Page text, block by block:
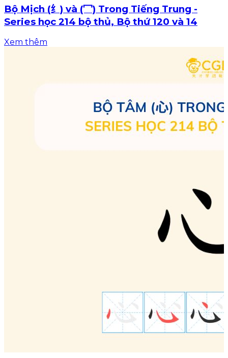
Bộ Mịch (纟) và (冖) Trong Tiếng Trung -
Series học 214 bộ thủ, Bộ thứ 120 và 14
Xem thêm